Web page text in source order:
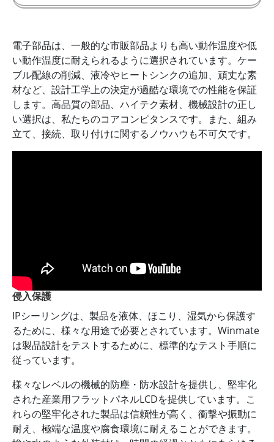
電子部品は、一般的な市販部品よりも高い動作温度や低
い動作温度に耐えられるように選択されています。ケー
ブル配線の削減、液冷やヒートシンクの追加、頑丈な素
材など、設計工学上の決定が過酷な環境での性能を保証
します。高品質の部品、ハイテク素材、機械設計の正し
い選択は、私たちのコアコンピタンスです。また、組み
立て、接続、取り付けに関するノウハウも不可欠です。
侵入保護
IPシーリングは、製品を液体、ほこり、湿気から保護す
るために、様々な用途で必要とされています。Winmate
は製品設計をテストするために、標準的なテスト手順に
従っています。
様々なレベルの機械的防塵・防水設計を提供し、堅牢化
された産業用フラットパネルLCDを提供しています。こ
れらの堅牢化された製品は信頼性が高く、衝撃や振動に
耐え、極端な温度や腐食環境に耐えることができます。